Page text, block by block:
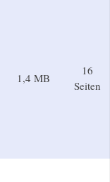
1,4 MB
16
Seiten